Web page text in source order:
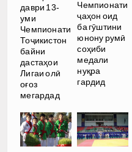
даври 13-
уми
Чемпионати
Тоҷикистон
байни
дастаҳои
Лигаи олӣ
оғоз
мегардад
Чемпионати
ҷаҳон оид
ба гӯштини
юнону румӣ
соҳиби
медали
нуқра
гардид